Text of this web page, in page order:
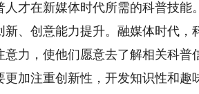
才在新媒体时代所需的科普技能。
创意能力提升。融媒体时代，
力，使他们愿意去了解相关科
加注重创新性，开发知识性和趣